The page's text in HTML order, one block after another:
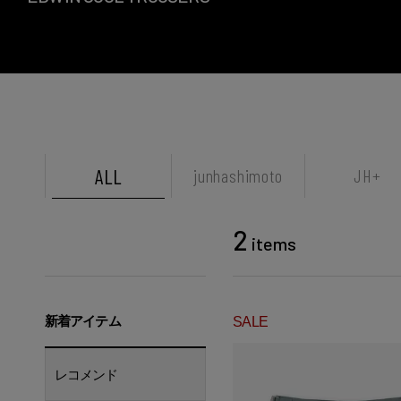
ALL junhashimoto JH+
新着アイテム
レコメンド
2 items
SALE